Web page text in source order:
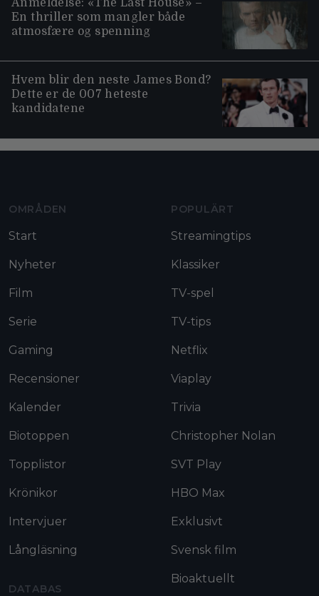
Anmeldelse: «The Last House» –
En thriller som mangler både
atmosfære og spenning
Hvem blir den neste James Bond?
Dette er de 007 heteste
kandidatene
OMRÅDEN
Start
Nyheter
Film
Serie
Gaming
Recensioner
Kalender
Biotoppen
Topplistor
Krönikor
Intervjuer
Långläsning
DATABAS
POPULÄRT
Streamingtips
Klassiker
TV-spel
TV-tips
Netflix
Viaplay
Trivia
Christopher Nolan
SVT Play
HBO Max
Exklusivt
Svensk film
Bioaktuellt